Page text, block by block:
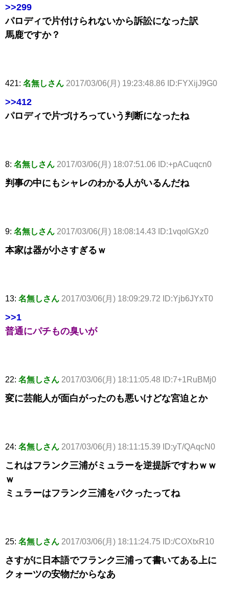
>>299
パロディで片付けられないから訴訟になった訳
馬鹿ですか？
421: 名無しさん 2017/03/06(月) 19:23:48.86 ID:FYXijJ9G0
>>412
パロディで片づけろっていう判断になったね
8: 名無しさん 2017/03/06(月) 18:07:51.06 ID:+pACuqcn0
判事の中にもシャレのわかる人がいるんだね
9: 名無しさん 2017/03/06(月) 18:08:14.43 ID:1vqolGXz0
本家は器が小さすぎるｗ
13: 名無しさん 2017/03/06(月) 18:09:29.72 ID:Yjb6JYxT0
>>1
普通にパチもの臭いが
22: 名無しさん 2017/03/06(月) 18:11:05.48 ID:7+1RuBMj0
変に芸能人が面白がったのも悪いけどな宮迫とか
24: 名無しさん 2017/03/06(月) 18:11:15.39 ID:yT/QAqcN0
これはフランク三浦がミュラーを逆提訴ですわｗｗ
ｗ
ミュラーはフランク三浦をパクったってね
25: 名無しさん 2017/03/06(月) 18:11:24.75 ID:/COXtxR10
さすがに日本語でフランク三浦って書いてある上に
クォーツの安物だからなあ